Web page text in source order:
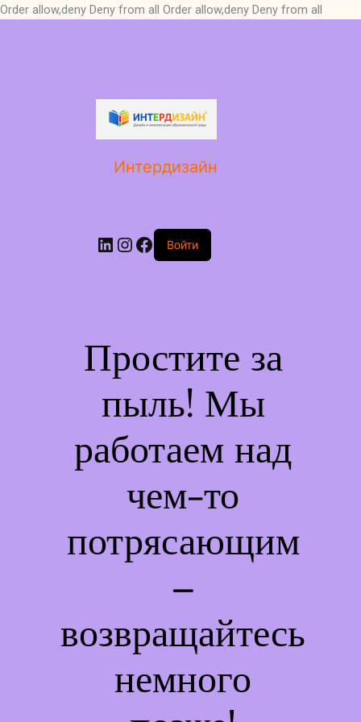
Order allow,deny Deny from all Order allow,deny Deny from all
Интердизайн
LinkedIn
Instagram
Facebook
Войти
Простите за
пыль! Мы
работаем над
чем-то
потрясающим
–
возвращайтесь
немного